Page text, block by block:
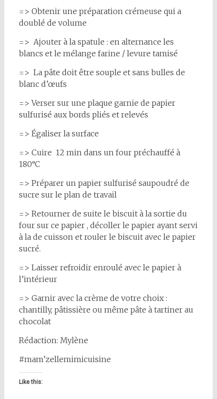
=> Obtenir une préparation crémeuse qui a
doublé de volume
=> Ajouter à la spatule : en alternance les
blancs et le mélange farine / levure tamisé
=> La pâte doit être souple et sans bulles de
blanc d’œufs
=> Verser sur une plaque garnie de papier
sulfurisé aux bords pliés et relevés
=> Égaliser la surface
=> Cuire 12 min dans un four préchauffé à
180°C
=> Préparer un papier sulfurisé saupoudré de
sucre sur le plan de travail
=> Retourner de suite le biscuit à la sortie du
four sur ce papier , décoller le papier ayant servi
à la de cuisson et rouler le biscuit avec le papier
sucré.
=> Laisser refroidir enroulé avec le papier à
l’intérieur
=> Garnir avec la crème de votre choix :
chantilly, pâtissière ou même pâte à tartiner au
chocolat
Rédaction: Mylène
#mam’zellemimicuisine
Like this: